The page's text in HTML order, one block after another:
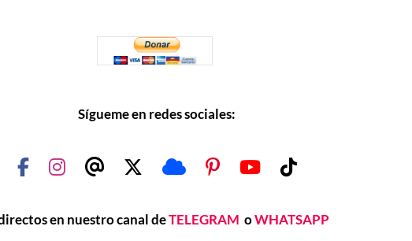
Sígueme en redes sociales:
en nuestro canal deTELEGRAM oWHATSAPP